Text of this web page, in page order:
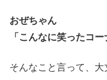
おぜちゃん
「こんなに笑ったコ
そんなこと言って、